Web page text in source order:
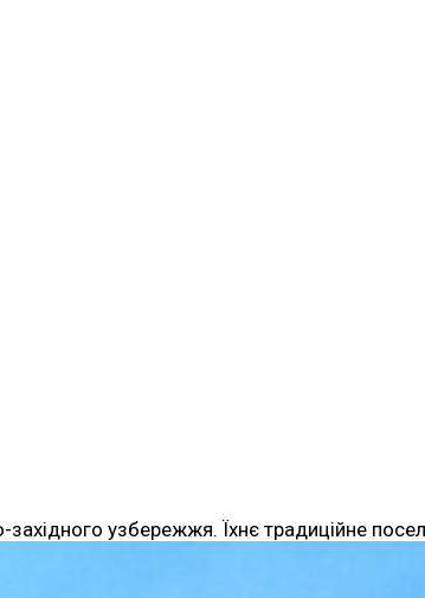
західного узбережжя. Їхнє традиційне